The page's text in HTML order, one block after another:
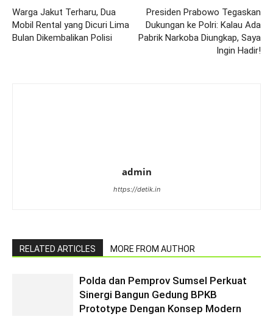
Warga Jakut Terharu, Dua
Mobil Rental yang Dicuri Lima
Bulan Dikembalikan Polisi
Presiden Prabowo Tegaskan
Dukungan ke Polri: Kalau Ada
Pabrik Narkoba Diungkap, Saya
Ingin Hadir!
admin
https://detik.in
RELATED ARTICLES MORE FROM AUTHOR
Polda dan Pemprov Sumsel Perkuat
Sinergi Bangun Gedung BPKB
Prototype Dengan Konsep Modern